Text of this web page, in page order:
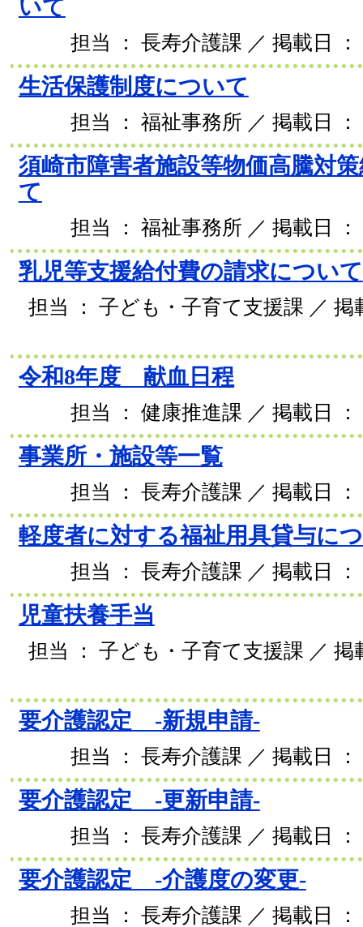
いて
担当 ： 長寿介護課 ／ 掲載日 ：
生活保護制度について
担当 ： 福祉事務所 ／ 掲載日 ：
須崎市障害者施設等物価高騰対
て
担当 ： 福祉事務所 ／ 掲載日 ：
乳児等支援給付費の請求について
担当 ： 子ども・子育て支援課 ／ 掲
令和8年度 献血日程
担当 ： 健康推進課 ／ 掲載日 ：
事業所・施設等一覧
担当 ： 長寿介護課 ／ 掲載日 ：
軽度者に対する福祉用具貸与に
担当 ： 長寿介護課 ／ 掲載日 ：
児童扶養手当
担当 ： 子ども・子育て支援課 ／ 掲
要介護認定 -新規申請-
担当 ： 長寿介護課 ／ 掲載日 ：
要介護認定 -更新申請-
担当 ： 長寿介護課 ／ 掲載日 ：
要介護認定 -介護度の変更-
担当 ： 長寿介護課 ／ 掲載日 ：